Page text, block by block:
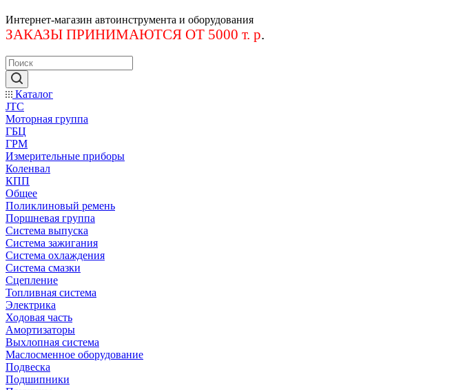
Интернет-магазин автоинструмента и оборудования
ЗАКАЗЫ ПРИНИМАЮТСЯ ОТ 5000 т. р.
Каталог
JTC
Моторная группа
ГБЦ
ГРМ
Измерительные приборы
Коленвал
КПП
Общее
Поликлиновый ремень
Поршневая группа
Система выпуска
Система зажигания
Система охлаждения
Система смазки
Сцепление
Топливная система
Электрика
Ходовая часть
Амортизаторы
Выхлопная система
Маслосменное оборудование
Подвеска
Подшипники